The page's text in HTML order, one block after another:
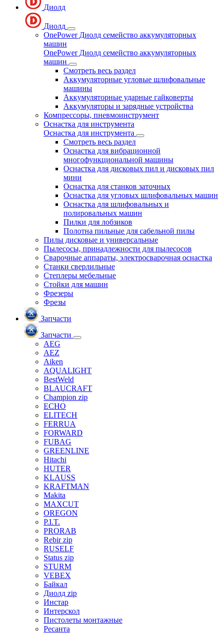
Диолд
Диолд
OnePower Диолд семейство аккумуляторных
машин
OnePower Диолд семейство аккумуляторных
машин
Смотреть весь раздел
Аккумуляторные угловые шлифовальные
машины
Аккумуляторные ударные гайковерты
Аккумуляторы и зарядные устройства
Компрессоры, пневмоинструмент
Оснастка для инструмента
Оснастка для инструмента
Смотреть весь раздел
Оснастка для вибрационной
многофункциональной машины
Оснастка для дисковых пил и дисковых пил
мини
Оснастка для станков заточных
Оснастка для угловых шлифовальных машин
Оснастка для шлифовальных и
полировальных машин
Пилки для лобзиков
Полотна пильные для сабельной пилы
Пилы дисковые и универсальные
Пылесосы, принадлежности для пылесосов
Сварочные аппараты, электросварочная оснастка
Станки сверлильные
Степлеры мебельные
Стойки для машин
Фрезеры
Фрезы
Запчасти
Запчасти
AEG
AEZ
Aiken
AQUALIGHT
BestWeld
BLAUCRAFT
Champion zip
ECHO
ELITECH
FERRUA
FORWARD
FUBAG
GREENLINE
Hitachi
HUTER
KLAUSS
KRAFTMAN
Makita
MAXCUT
OREGON
P.I.T.
PRORAB
Rebir zip
RUSELF
Status zip
STURM
VEBEX
Байкал
Диолд zip
Инстар
Интерскол
Пистолеты монтажные
Ресанта